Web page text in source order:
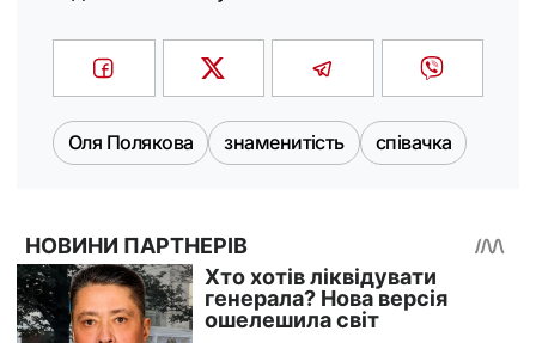
Оля Полякова знаменитість співачка